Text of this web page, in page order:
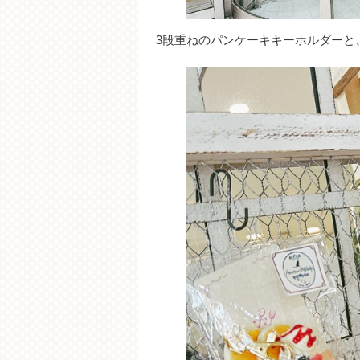
3段重ねのパンケーキキーホルダーと